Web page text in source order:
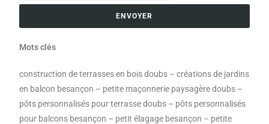
ENVOYER
Mots clés
construction de terrasses en bois doubs – créations de jardins
en balcon besançon – petite maçonnerie paysagère doubs –
pôts personnalisés pour terrasse doubs – pôts personnalisés
pour balcons besançon – petit élagage besançon – petite